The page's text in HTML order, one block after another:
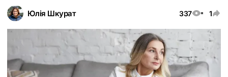
Юлія Шкурат 337 1